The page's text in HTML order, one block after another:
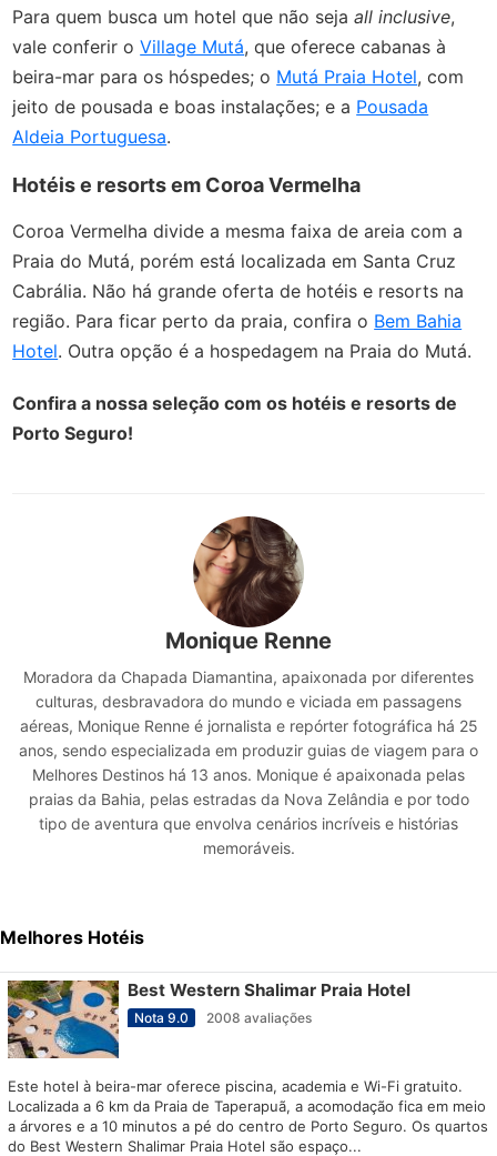
Para quem busca um hotel que não sejaall inclusive,
vale conferir oVillage Mutá, que oferece cabanas à
beira-mar para os hóspedes; o Mutá Praia Hotel, com
jeito de pousada e boas instalações; e a Pousada
Aldeia Portuguesa.
Hotéis e resorts em Coroa Vermelha
Coroa Vermelha divide a mesma faixa de areia com a
Praia do Mutá, porém está localizada em Santa Cruz
Cabrália. Não há grande oferta de hotéis e resorts na
região. Para ficar perto da praia, confira o Bem Bahia
Hotel. Outra opção é a hospedagem na Praia do Mutá.
Confira a nossa seleção com os hotéis e resorts de
Porto Seguro!
Monique Renne
Moradora da Chapada Diamantina, apaixonada por diferentes
culturas, desbravadora do mundo e viciada em passagens
aéreas, Monique Renne é jornalista e repórter fotográfica há 25
anos, sendo especializada em produzir guias de viagem para o
Melhores Destinos há 13 anos. Monique é apaixonada pelas
praias da Bahia, pelas estradas da Nova Zelândia e por todo
tipo de aventura que envolva cenários incríveis e histórias
memoráveis.
Melhores Hotéis
Best Western Shalimar Praia Hotel
Nota 9.0 2008 avaliações
Este hotel à beira-mar oferece piscina, academia e Wi-Fi gratuito.
Localizada a 6 km da Praia de Taperapuã, a acomodação fica em meio
a árvores e a 10 minutos a pé do centro de Porto Seguro. Os quartos
do Best Western Shalimar Praia Hotel são espaço...